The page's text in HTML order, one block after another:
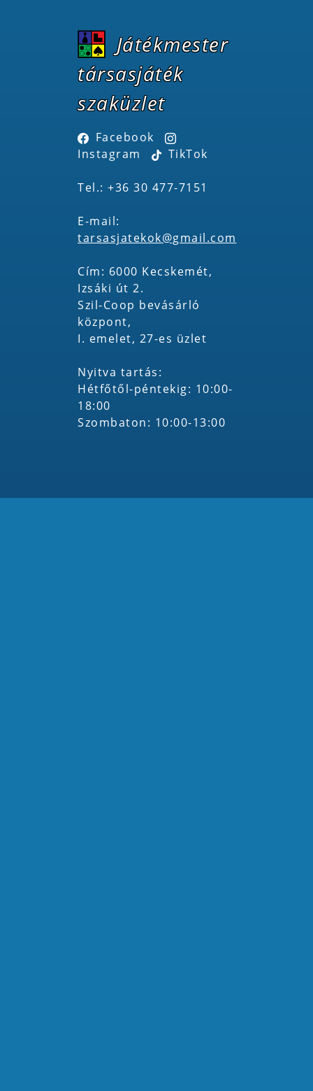
Játékmester
társasjáték
szaküzlet
Facebook
Instagram
TikTok
Tel.: +36 30 477-7151
E-mail:
tarsasjatekok@gmail.com
Cím: 6000 Kecskemét,
Izsáki út 2.
Szil-Coop bevásárló
központ,
I. emelet, 27-es üzlet
Nyitva tartás:
Hétfőtől-péntekig: 10:00-
18:00
Szombaton: 10:00-13:00